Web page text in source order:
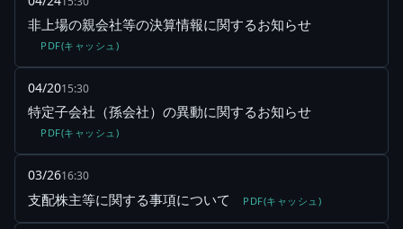
非上場の親会社等の決算情報に関するお知らせ
PDF(キャッシュ)
04/2015:30
特定子会社（孫会社）の異動に関するお知らせ
PDF(キャッシュ)
03/2616:30
支配株主等に関する事項について PDF(キャッシュ)